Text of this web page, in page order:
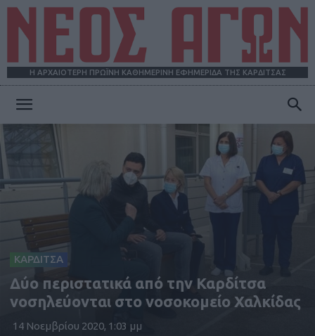
Η ΑΡΧΑΙΟΤΕΡΗ ΠΡΩΪΝΗ ΚΑΘΗΜΕΡΙΝΗ ΕΦΗΜΕΡΙΔΑ ΤΗΣ ΚΑΡΔΙΤΣΑΣ
ΑΓΩΝ
ΚΑΡΔΙΤΣΑ
Δύο περιστατικά από την Καρδίτσα
νοσηλεύονται στο νοσοκομείο Χαλκίδας
14 Νοεμβρίου 2020, 1:03 μμ